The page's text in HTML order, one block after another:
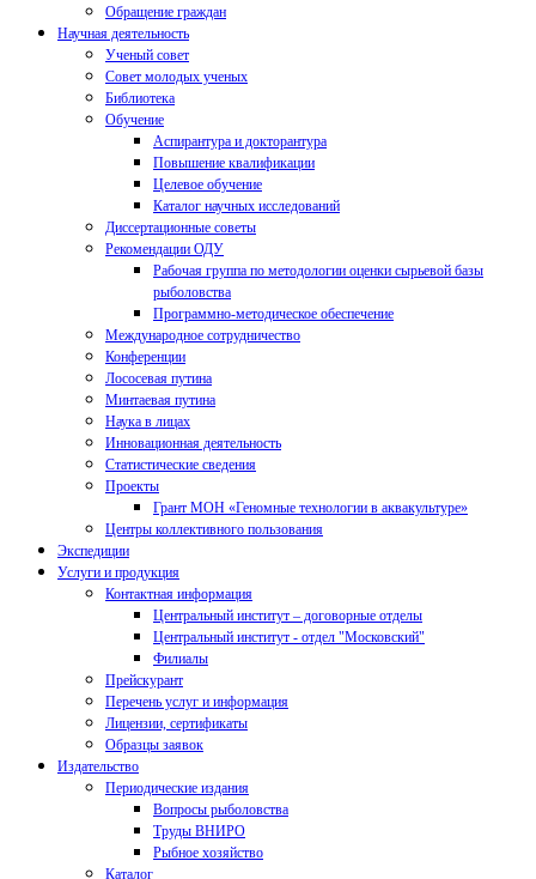
Обращение граждан
Научная деятельность
Ученый совет
Совет молодых ученых
Библиотека
Обучение
Аспирантура и докторантура
Повышение квалификации
Целевое обучение
Каталог научных исследований
Диссертационные советы
Рекомендации ОДУ
Рабочая группа по методологии оценки сырьевой базы
рыболовства
Программно-методическое обеспечение
Международное сотрудничество
Конференции
Лососевая путина
Минтаевая путина
Наука в лицах
Инновационная деятельность
Статистические сведения
Проекты
Грант МОН «Геномные технологии в аквакультуре»
Центры коллективного пользования
Экспедиции
Услуги и продукция
Контактная информация
Центральный институт – договорные отделы
Центральный институт - отдел "Московский"
Филиалы
Прейскурант
Перечень услуг и информация
Лицензии, сертификаты
Образцы заявок
Издательство
Периодические издания
Вопросы рыболовства
Труды ВНИРО
Рыбное хозяйство
Каталог